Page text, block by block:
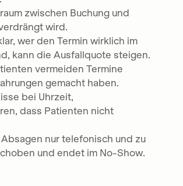
zwischen Buchung und
wird.
wer den Termin wirklich im
kann die Ausfallquote steigen.
vermeiden Termine
gemacht haben.
bei Uhrzeit,
dass Patienten nicht
nur telefonisch und zu
und endet im No-Show.